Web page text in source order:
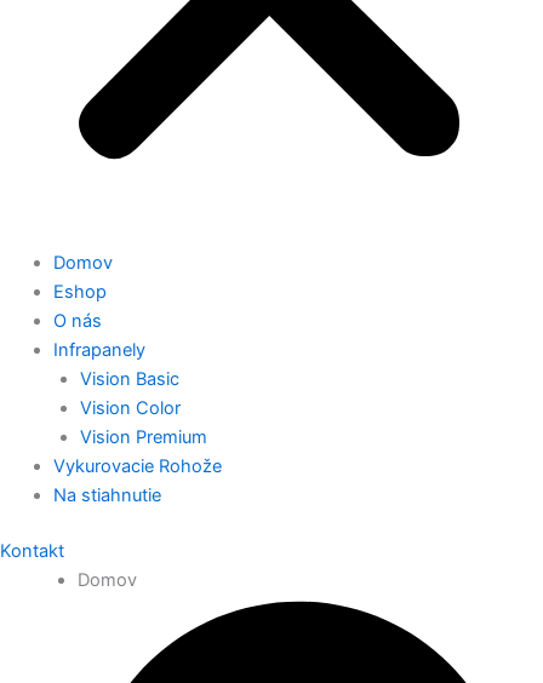
Domov
Eshop
O nás
Infrapanely
Vision Basic
Vision Color
Vision Premium
Vykurovacie Rohože
Na stiahnutie
Kontakt
Domov